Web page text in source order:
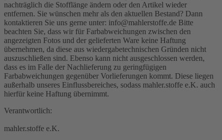
nachträglich die Stofflänge ändern oder den Artikel wieder
entfernen. Sie wünschen mehr als den aktuellen Bestand? Dann
kontaktieren Sie uns gerne unter: info@mahlerstoffe.de Bitte
beachten Sie, dass wir für Farbabweichungen zwischen den
angezeigten Fotos und der gelieferten Ware keine Haftung
übernehmen, da diese aus wiedergabetechnischen Gründen nicht
auszuschließen sind. Ebenso kann nicht ausgeschlossen werden,
dass es im Falle der Nachlieferung zu geringfügigen
Farbabweichungen gegenüber Vorlieferungen kommt. Diese liegen
außerhalb unseres Einflussbereiches, sodass mahler.stoffe e.K. auch
hierfür keine Haftung übernimmt.
Verantwortlich:
mahler.stoffe e.K.